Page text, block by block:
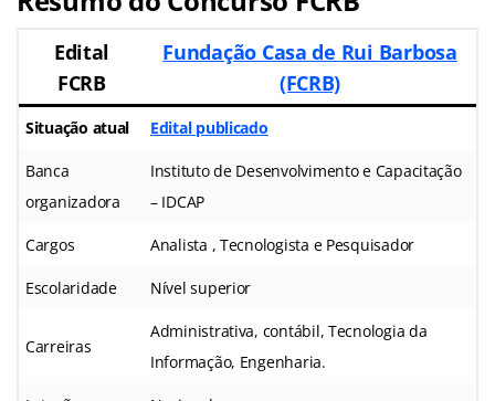
Edital
FCRB
Fundação Casa de Rui Barbosa
(FCRB)
Situação atual Edital publicado
Banca
organizadora
Instituto de Desenvolvimento e Capacitação
– IDCAP
Cargos Analista , Tecnologista e Pesquisador
Escolaridade Nível superior
Carreiras
Administrativa, contábil, Tecnologia da
Informação, Engenharia.